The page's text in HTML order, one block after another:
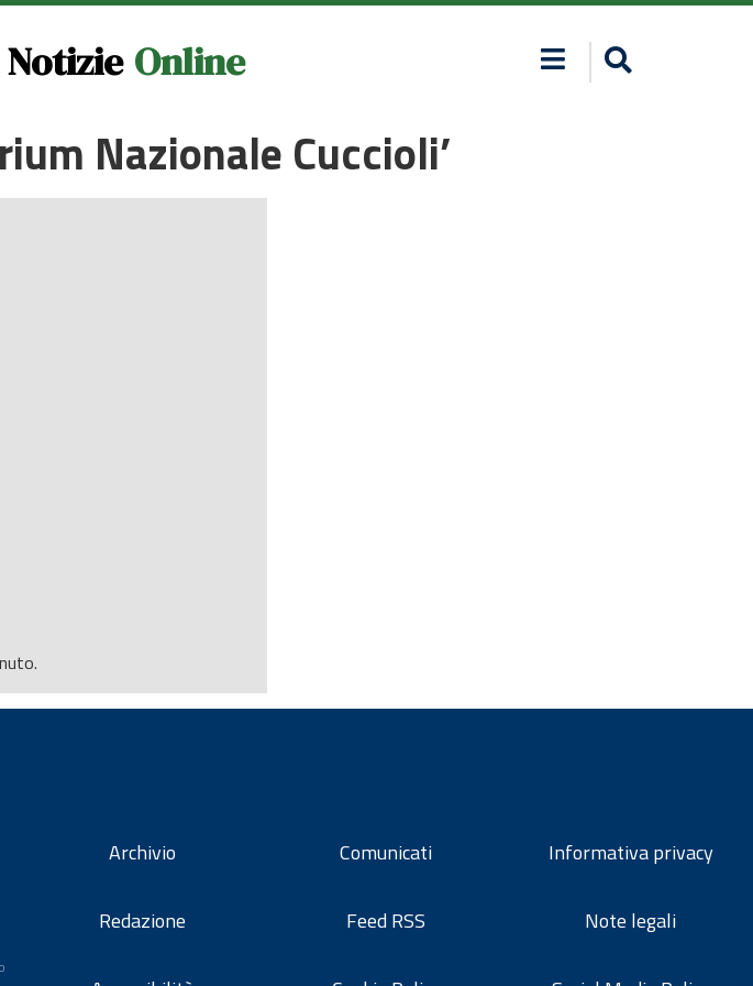
Online
Nazionale Cuccioli’
Archivio
Redazione
Comunicati
Feed RSS
Informativa privacy
Note legali